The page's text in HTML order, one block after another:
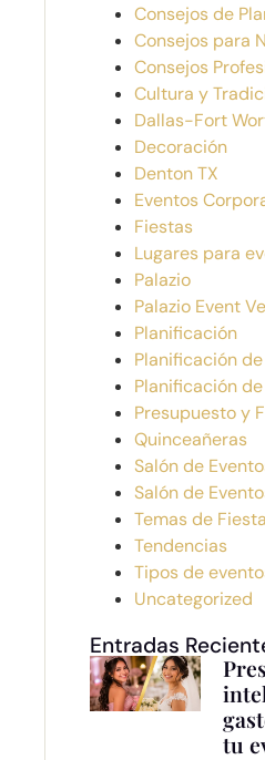
Consejos de
Consejos para
Consejos
Cultura y
Dallas-Fort
Decoración
Denton TX
Eventos
Fiestas
Lugares para
Palazio
Palazio Event
Planificación
Planificación
Planificación
Presupuesto y
Quinceañeras
Salón de
Salón de
Temas de Fiesta
Tendencias
Tipos de
Uncategorized
Entradas
tu